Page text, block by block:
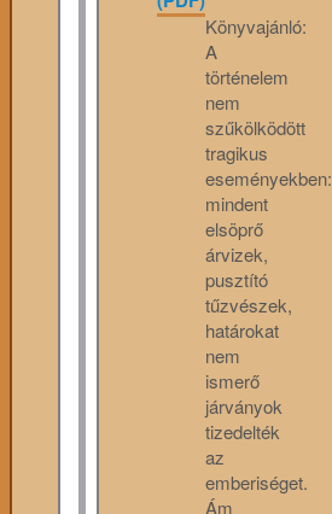
Könyvajánló:
A
történelem
nem
szűkölködött
tragikus
eseményekben:
mindent
elsöprő
árvizek,
pusztító
tűzvészek,
határokat
nem
ismerő
járványok
tizedelték
az
emberiséget.
Ám